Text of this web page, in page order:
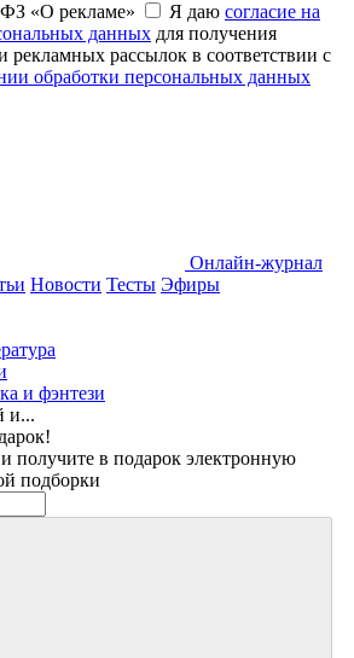
«О рекламе»
Я даю согласие на
данных для получения
рассылок в соответствии с
обработки персональных данных
Онлайн-журнал
Новости Тесты Эфиры
и фэнтези
и...
получите в подарок электронную
подборки